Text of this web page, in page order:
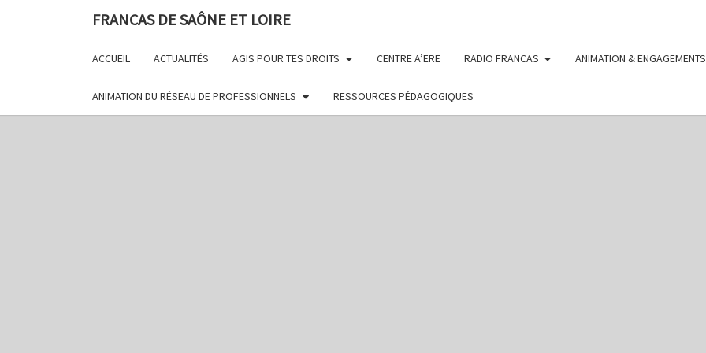
FRANCAS DE SAÔNE ET LOIRE
ACCUEIL ACTUALITÉS AGIS POUR TES DROITS CENTRE A’ERE RADIO FRANCAS ANIMATION &
ANIMATION DU RÉSEAU DE PROFESSIONNELS RESSOURCES PÉDAGOGIQUES